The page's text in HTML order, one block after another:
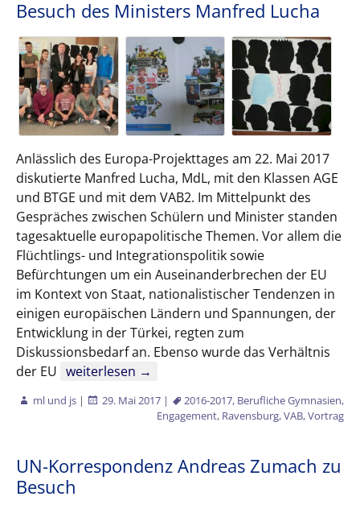
Besuch des Ministers Manfred Lucha
Anlässlich des Europa-Projekttages am 22. Mai 2017
diskutierte Manfred Lucha, MdL, mit den Klassen AGE
und BTGE und mit dem VAB2. Im Mittelpunkt des
Gespräches zwischen Schülern und Minister standen
tagesaktuelle europapolitische Themen. Vor allem die
Flüchtlings- und Integrationspolitik sowie
Befürchtungen um ein Auseinanderbrechen der EU
im Kontext von Staat, nationalistischer Tendenzen in
einigen europäischen Ländern und Spannungen, der
Entwicklung in der Türkei, regten zum
Diskussionsbedarf an. Ebenso wurde das Verhältnis
der EU Besuch des Ministers Manfred Lucha
weiterlesen →
ml und js | 29. Mai 2017 | 2016-2017, Berufliche Gymnasien,
Engagement, Ravensburg,VAB,Vortrag
UN-Korrespondenz Andreas Zumach zu
Besuch